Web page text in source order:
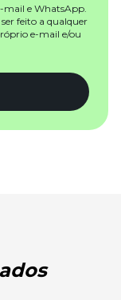
mail e WhatsApp.
feito a qualquer
e-mail e/ou